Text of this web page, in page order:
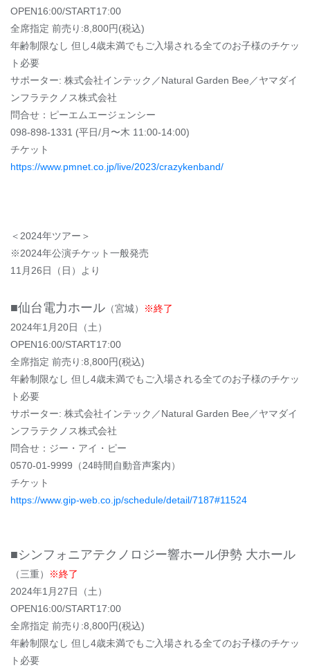
OPEN16:00/START17:00
全席指定 前売り:8,800円(税込)
年齢制限なし 但し4歳未満でもご入場される全てのお子様のチケッ
ト必要
サポーター: 株式会社インテック／Natural Garden Bee／ヤマダイ
ンフラテクノス株式会社
問合せ：ピーエムエージェンシー
098-898-1331 (平日/月〜木 11:00-14:00)
チケット
https://www.pmnet.co.jp/live/2023/crazykenband/
＜2024年ツアー＞
※2024年公演チケット一般発売
11月26日（日）より
■仙台電力ホール （宮城）
※終了
2024年1月20日（土）
OPEN16:00/START17:00
全席指定 前売り:8,800円(税込)
年齢制限なし 但し4歳未満でもご入場される全てのお子様のチケッ
ト必要
サポーター: 株式会社インテック／Natural Garden Bee／ヤマダイ
ンフラテクノス株式会社
問合せ：ジー・アイ・ピー
0570-01-9999（24時間自動音声案内）
チケット
https://www.gip-web.co.jp/schedule/detail/7187#11524
■シンフォニアテクノロジー響ホール伊勢 大ホール
（三重）
※終了
2024年1月27日（土）
OPEN16:00/START17:00
全席指定 前売り:8,800円(税込)
年齢制限なし 但し4歳未満でもご入場される全てのお子様のチケッ
ト必要